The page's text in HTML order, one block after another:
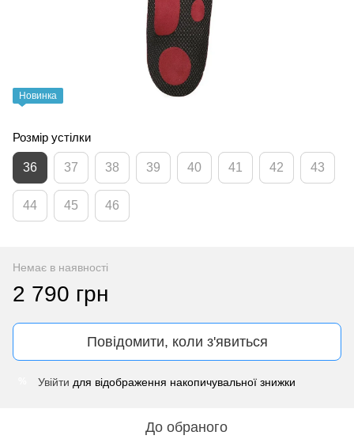
Новинка
Розмір устілки
36 37 38 39 40 41 42 43
44 45 46
Немає в наявності
2 790 грн
Повідомити, коли з'явиться
Увійти для відображення накопичувальної знижки
До обраного